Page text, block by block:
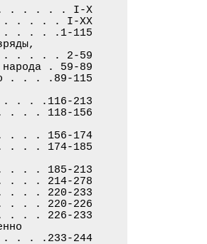
. . . . . I-X
. . . . I-XX
. . . . . .1-115
. . . . . 2-59
народа . 59-89
. . . .89-115
. . .116-213
. . . 118-156
. . . 156-174
. . . 174-185
. . . . 185-213
. . . . 214-278
. . . . 220-233
. 220-226
. 226-233
. . . .233-244